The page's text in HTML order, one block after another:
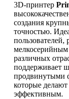
3D-принтер
создания
точностью.
мелкосерийным
различных
поддерживает
продвинутыми
которые
эффективным.